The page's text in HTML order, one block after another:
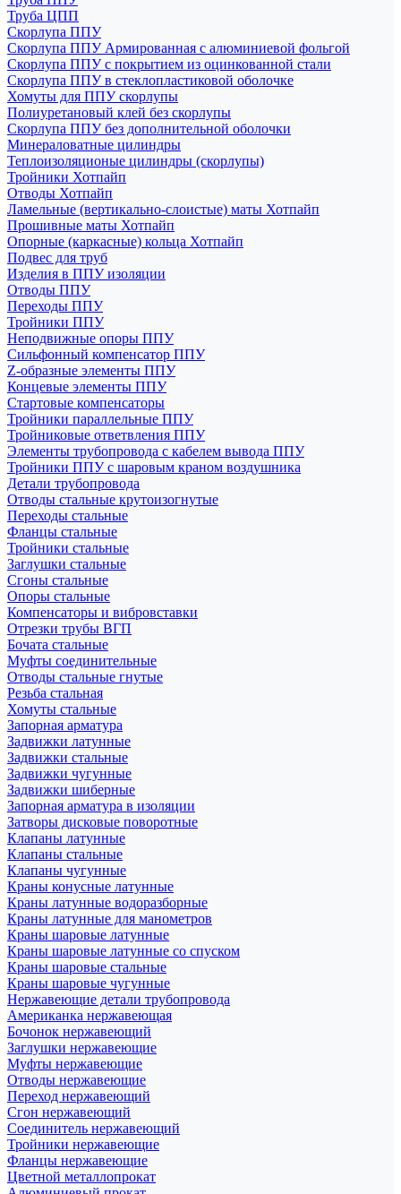
Труба ЦПП
Скорлупа ППУ
Скорлупа ППУ Армированная с алюминиевой фольгой
Скорлупа ППУ с покрытием из оцинкованной стали
Скорлупа ППУ в стеклопластиковой оболочке
Хомуты для ППУ скорлупы
Полиуретановый клей без скорлупы
Скорлупа ППУ без дополнительной оболочки
Минераловатные цилиндры
Теплоизоляционые цилиндры (скорлупы)
Тройники Хотпайп
Отводы Хотпайп
Ламельные (вертикально-слоистые) маты Хотпайп
Прошивные маты Хотпайп
Опорные (каркасные) кольца Хотпайп
Подвес для труб
Изделия в ППУ изоляции
Отводы ППУ
Переходы ППУ
Тройники ППУ
Неподвижные опоры ППУ
Cильфонный компенсатор ППУ
Z-образные элементы ППУ
Концевые элементы ППУ
Стартовые компенсаторы
Тройники параллельные ППУ
Тройниковые ответвления ППУ
Элементы трубопровода с кабелем вывода ППУ
Тройники ППУ с шаровым краном воздушника
Детали трубопровода
Отводы стальные крутоизогнутые
Переходы стальные
Фланцы стальные
Тройники стальные
Заглушки стальные
Сгоны стальные
Опоры стальные
Компенсаторы и вибровставки
Отрезки трубы ВГП
Бочата стальные
Муфты соединительные
Отводы стальные гнутые
Резьба стальная
Хомуты стальные
Запорная арматура
Задвижки латунные
Задвижки стальные
Задвижки чугунные
Задвижки шиберные
Запорная арматура в изоляции
Затворы дисковые поворотные
Клапаны латунные
Клапаны стальные
Клапаны чугунные
Краны конусные латунные
Краны латунные водоразборные
Краны латунные для манометров
Краны шаровые латунные
Краны шаровые латунные со спуском
Краны шаровые стальные
Краны шаровые чугунные
Нержавеющие детали трубопровода
Американка нержавеющая
Бочонок нержавеющий
Заглушки нержавеющие
Муфты нержавеющие
Отводы нержавеющие
Переход нержавеющий
Сгон нержавеющий
Соединитель нержавеющий
Тройники нержавеющие
Фланцы нержавеющие
Цветной металлопрокат